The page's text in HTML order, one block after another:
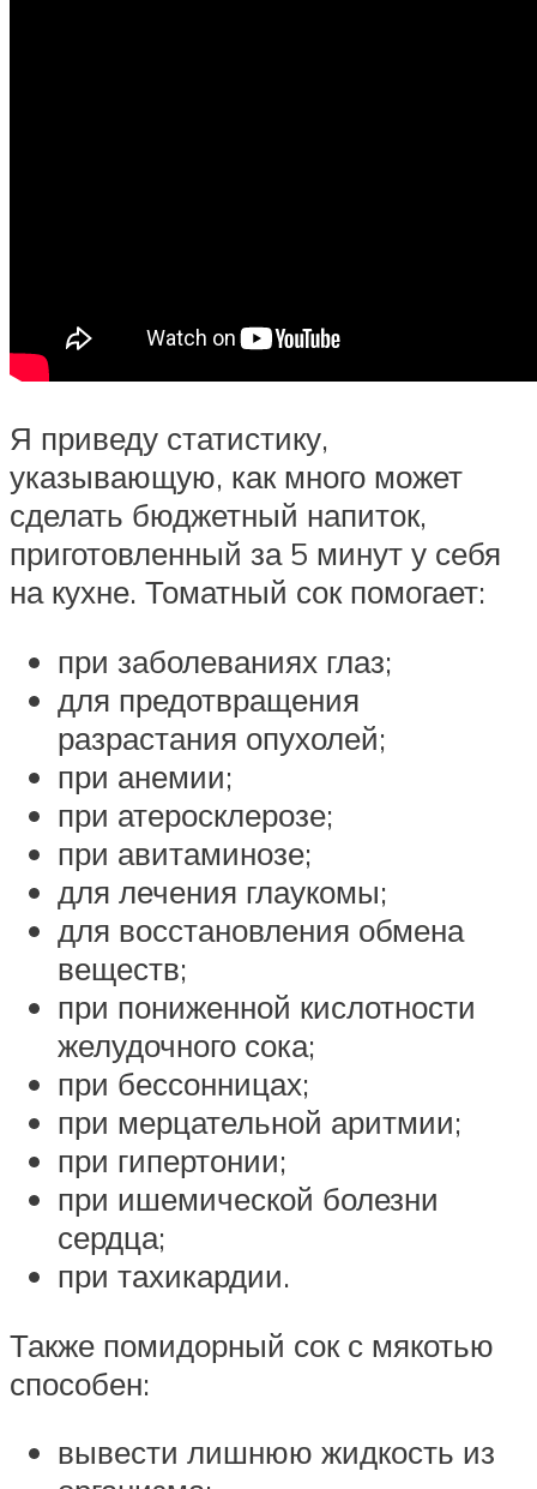
Я приведу статистику,
указывающую, как много может
сделать бюджетный напиток,
приготовленный за 5 минут у себя
на кухне. Томатный сок помогает:
при заболеваниях глаз;
для предотвращения
разрастания опухолей;
при анемии;
при атеросклерозе;
при авитаминозе;
для лечения глаукомы;
для восстановления обмена
веществ;
при пониженной кислотности
желудочного сока;
при бессонницах;
при мерцательной аритмии;
при гипертонии;
при ишемической болезни
сердца;
при тахикардии.
Также помидорный сок с мякотью
способен:
вывести лишнюю жидкость из